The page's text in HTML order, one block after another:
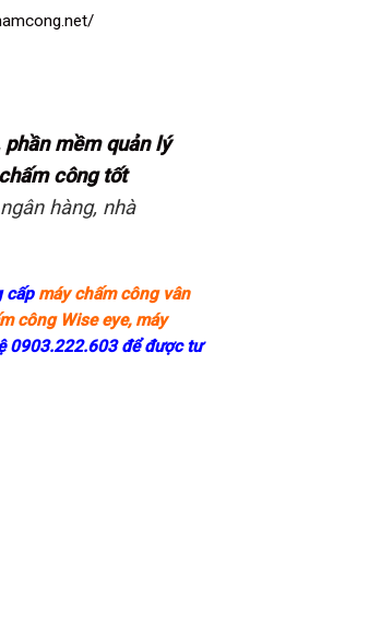
phần mềm quản lý
công tốt
hàng, nhà
cấp máy chấm công vân
công Wise eye, máy
0903.222.603 để được tư